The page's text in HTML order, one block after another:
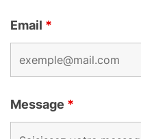
Email *
Message *